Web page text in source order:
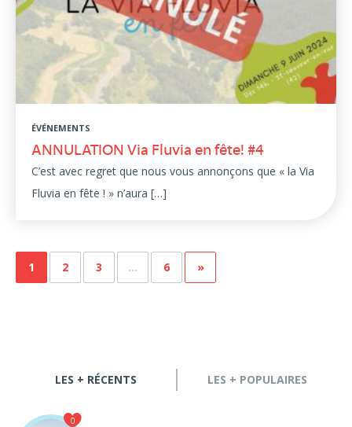
ÉVÉNEMENTS
ANNULATION Via Fluvia en fête! #4
C’est avec regret que nous vous annonçons que « la Via
Fluvia en fête ! » n’aura […]
1 2 3 … 6 »
LES + RÉCENTS LES + POPULAIRES
0